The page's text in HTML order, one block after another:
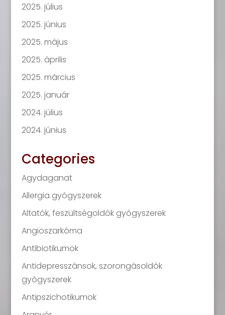
2025. július
2025. június
2025. május
2025. április
2025. március
2025. január
2024. július
2024. június
Categories
Agydaganat
Allergia gyógyszerek
Altatók, feszültségoldók gyógyszerek
Angioszarkóma
Antibiotikumok
Antidepresszánsok, szorongásoldók
gyógyszerek
Antipszichotikumok